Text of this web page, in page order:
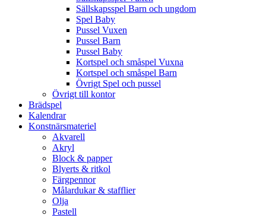
Sällskapsspel Barn och ungdom
Spel Baby
Pussel Vuxen
Pussel Barn
Pussel Baby
Kortspel och småspel Vuxna
Kortspel och småspel Barn
Övrigt Spel och pussel
Övrigt till kontor
Brädspel
Kalendrar
Konstnärsmateriel
Akvarell
Akryl
Block & papper
Blyerts & ritkol
Färgpennor
Målardukar & stafflier
Olja
Pastell